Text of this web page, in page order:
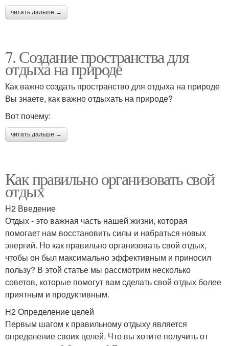
читать дальше →
7. Создание пространства для
отдыха на природе
Как важно создать пространство для отдыха на природе
Вы знаете, как важно отдыхать на природе?
Вот почему:
читать дальше →
Как правильно организовать свой
отдых
H2 Введение
Отдых - это важная часть нашей жизни, которая
помогает нам восстановить силы и набраться новых
энергий. Но как правильно организовать свой отдых,
чтобы он был максимально эффективным и приносил
пользу? В этой статье мы рассмотрим несколько
советов, которые помогут вам сделать свой отдых более
приятным и продуктивным.
H2 Определение целей
Первым шагом к правильному отдыху является
определение своих целей. Что вы хотите получить от